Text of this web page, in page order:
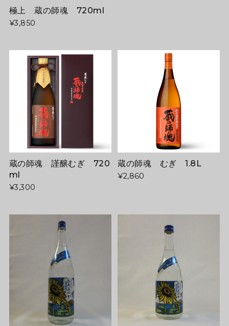
極上 蔵の師魂 720ml
¥3,850
蔵の師魂 謹醸むぎ 720
ml
¥3,300
蔵の師魂 むぎ 1.8L
¥2,860